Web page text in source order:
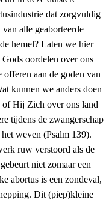
dat zorgvuldig
alle geaborteerde
hemel? Laten we hier
oordelen over ons
aan de goden van
kunnen we anders doen
of Hij Zich over ons land
tijdens de zwangerschap
weven (Psalm 139).
ruw verstoord als de
niet zomaar een
abortus is een zondeval,
Dit (piep)kleine